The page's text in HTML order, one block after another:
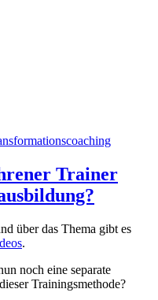
Trainer
über das Thema gibt es
.
noch eine separate
Trainingsmethode?